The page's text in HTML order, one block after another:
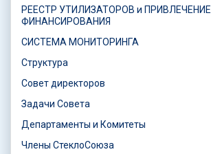
РЕЕСТР УТИЛИЗАТОРОВ и ПРИВЛЕЧЕНИЕ
ФИНАНСИРОВАНИЯ
СИСТЕМА МОНИТОРИНГА
Структура
Совет директоров
Задачи Совета
Департаменты и Комитеты
Члены СтеклоСоюза